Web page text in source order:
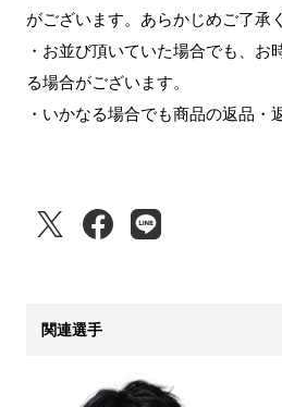
がございます。あらかじめご了承
・お並び頂いていた場合でも、お
る場合がございます。
・いかなる場合でも商品の返品・
関連選手